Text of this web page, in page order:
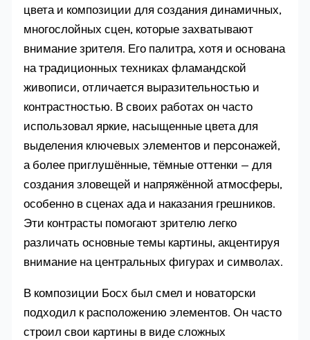
цвета и композиции для создания динамичных,
многослойных сцен, которые захватывают
внимание зрителя. Его палитра, хотя и основана
на традиционных техниках фламандской
живописи, отличается выразительностью и
контрастностью. В своих работах он часто
использовал яркие, насыщенные цвета для
выделения ключевых элементов и персонажей,
а более приглушённые, тёмные оттенки — для
создания зловещей и напряжённой атмосферы,
особенно в сценах ада и наказания грешников.
Эти контрасты помогают зрителю легко
различать основные темы картины, акцентируя
внимание на центральных фигурах и символах.
В композиции Босх был смел и новаторски
подходил к расположению элементов. Он часто
строил свои картины в виде сложных